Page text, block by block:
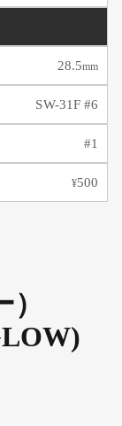
28.5mm
SW-31F #6
#1
¥500